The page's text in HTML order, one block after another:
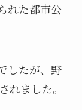
れた都市公
したが、野
れました。